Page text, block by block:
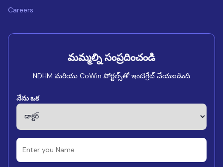
Careers
మమ్మల్ని సంప్రదించండి
NDHM మరియు CoWin పోర్టల్స్‌తో ఇంటిగ్రేట్ చేయబడింది
నేను ఒక